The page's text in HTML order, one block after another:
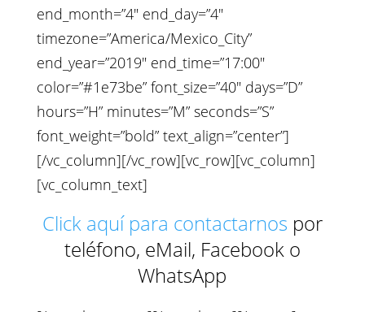
end_month=”4″ end_day=”4″
timezone=”America/Mexico_City”
end_year=”2019″ end_time=”17:00″
color=”#1e73be” font_size=”40″ days=”D”
hours=”H” minutes=”M” seconds=”S”
font_weight=”bold” text_align=”center”]
[/vc_column][/vc_row][vc_row][vc_column]
[vc_column_text]
Click aquí para contactarnos por
teléfono, eMail, Facebook o
WhatsApp